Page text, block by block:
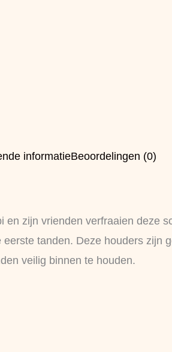
informatieBeoordelingen (0)
en zijn vrienden verfraaien deze
tanden. Deze houders zijn
veilig binnen te houden.